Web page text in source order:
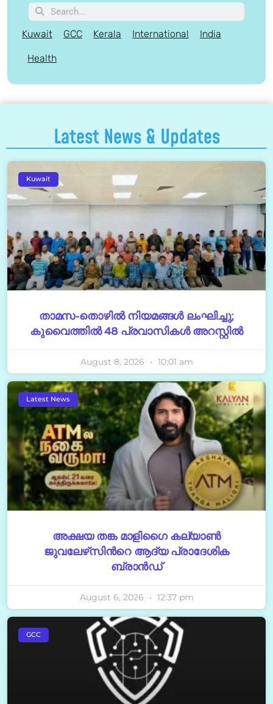
Kuwait GCC Kerala International India
Health
Latest News & Updates
Kuwait
താമസ-തൊഴിൽ നിയമങ്ങൾ ലംഘിച്ചു;
കുവൈത്തിൽ 48 പ്രവാസികൾ അറസ്റ്റിൽ
August 8, 2026 10:01 am
Latest News
അക്ഷയ തങ്ക മാളിഗൈ കല്യാണ്‍
ജുവലേഴ്‌സിന്‍റെ ആദ്യ പ്രാദേശിക
ബ്രാന്‍ഡ്
August 6, 2026 12:37 pm
GCC